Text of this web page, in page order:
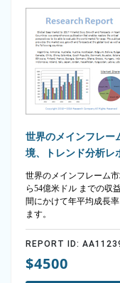
世界のメインフレー
境、トレンド分析レ
世界のメインフレーム
ら54億米ドル までの収
間にかけて年平均成長
ます。
REPORT ID:
$4500